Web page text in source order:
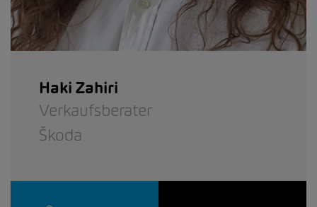
Haki Zahiri
Verkaufsberater
Škoda